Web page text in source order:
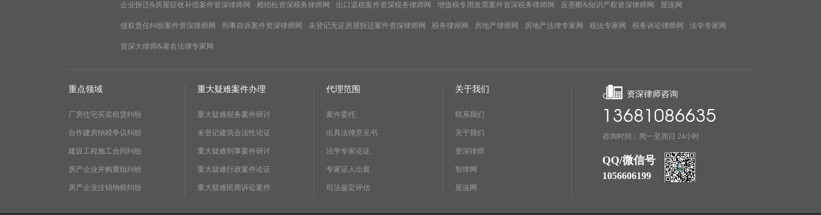
企业拆迁&房屋征收补偿案件资深律师网 赖绍松资深税务律师网 出口退税案件资深税务律师网 增值税专用发票案件资深税务律师网 反垄断&知识产权资深律师网 屋连网
侵权责任纠纷案件资深律师网 刑事自诉案件资深律师网 未登记无证房屋拆迁案件资深律师网 税务律师网 房地产律师网 房地产法律专家网 税法专家网 税务诉讼律师网 法学专家网
资深大律师&著名法律专家网
重点领域
厂房住宅买卖租赁纠纷
合作建房纳税争议纠纷
建设工程施工合同纠纷
房产企业并购重组纠纷
房产企业注销纳税纠纷
重大疑难案件办理
重大疑难税务案件研讨
未登记建筑合法性论证
重大疑难刑事案件研讨
重大疑难行政案件论证
重大疑难民商诉讼案件
代理范围
案件委托
出具法律意见书
法学专家论证
专家证人出庭
司法鉴定评估
关于我们
联系我们
关于我们
资深律师
智律网
屋连网
资深律师咨询
咨询时间：周一至周日 24小时
QQ/微信号
1056606199